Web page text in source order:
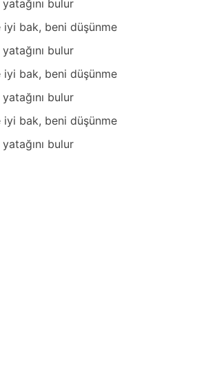
bulur
iyi bak, beni düşünme
bulur
iyi bak, beni düşünme
bulur
iyi bak, beni düşünme
bulur